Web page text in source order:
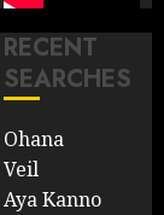
RECENT
SEARCHES
Ohana
Veil
Aya Kanno